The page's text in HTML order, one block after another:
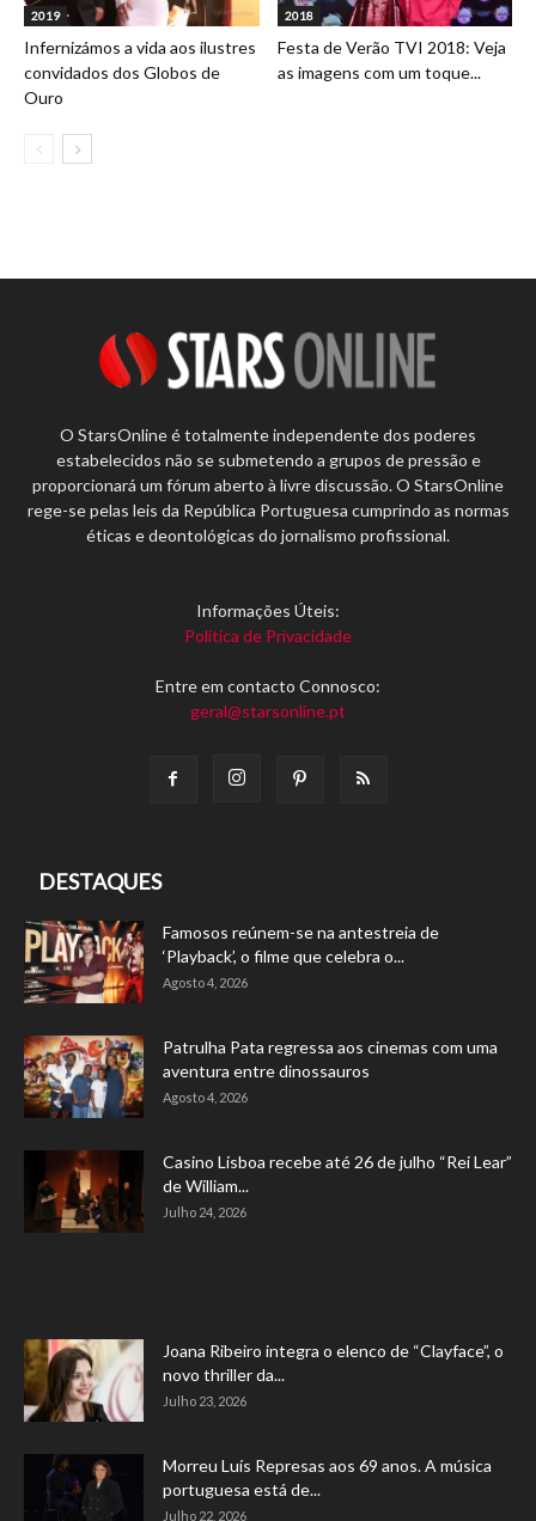
2019
Infernizámos a vida aos ilustres
convidados dos Globos de
Ouro
2018
Festa de Verão TVI 2018: Veja
as imagens com um toque...
O StarsOnline é totalmente independente dos poderes
estabelecidos não se submetendo a grupos de pressão e
proporcionará um fórum aberto à livre discussão. O StarsOnline
rege-se pelas leis da República Portuguesa cumprindo as normas
éticas e deontológicas do jornalismo profissional.
Informações Úteis:
Política de Privacidade
Entre em contacto Connosco:
geral@starsonline.pt
DESTAQUES
Famosos reúnem-se na antestreia de
‘Playback’, o filme que celebra o...
Agosto 4, 2026
Patrulha Pata regressa aos cinemas com uma
aventura entre dinossauros
Agosto 4, 2026
Casino Lisboa recebe até 26 de julho “Rei Lear”
de William...
Julho 24, 2026
Joana Ribeiro integra o elenco de “Clayface”, o
novo thriller da...
Julho 23, 2026
Morreu Luís Represas aos 69 anos. A música
portuguesa está de...
Julho 22, 2026